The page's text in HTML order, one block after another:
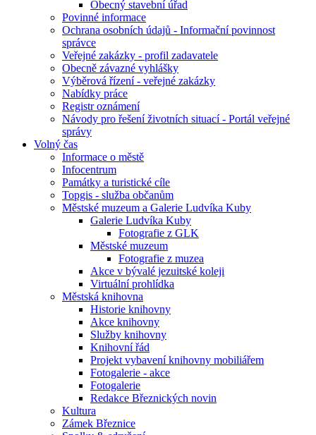
Obecný stavební úřad
Povinné informace
Ochrana osobních údajů - Informační povinnost
správce
Veřejné zakázky - profil zadavatele
Obecně závazné vyhlášky
Výběrová řízení - veřejné zakázky
Nabídky práce
Registr oznámení
Návody pro řešení životních situací - Portál veřejné
správy
Volný čas
Informace o městě
Infocentrum
Památky a turistické cíle
Topgis - služba občanům
Městské muzeum a Galerie Ludvíka Kuby
Galerie Ludvíka Kuby
Fotografie z GLK
Městské muzeum
Fotografie z muzea
Akce v bývalé jezuitské koleji
Virtuální prohlídka
Městská knihovna
Historie knihovny
Akce knihovny
Služby knihovny
Knihovní řád
Projekt vybavení knihovny mobiliářem
Fotogalerie - akce
Fotogalerie
Redakce Březnických novin
Kultura
Zámek Březnice